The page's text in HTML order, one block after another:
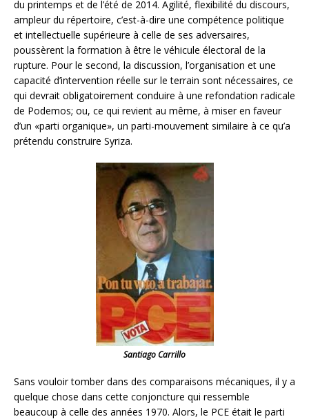
du printemps et de l’été de 2014. Agilité, flexibilité du discours,
ampleur du répertoire, c’est-à-dire une compétence politique
et intellectuelle supérieure à celle de ses adversaires,
poussèrent la formation à être le véhicule électoral de la
rupture. Pour le second, la discussion, l’organisation et une
capacité d’intervention réelle sur le terrain sont nécessaires, ce
qui devrait obligatoirement conduire à une refondation radicale
de Podemos; ou, ce qui revient au même, à miser en faveur
d’un «parti organique», un parti-mouvement similaire à ce qu’a
prétendu construire Syriza.
Santiago Carrillo
Sans vouloir tomber dans des comparaisons mécaniques, il y a
quelque chose dans cette conjoncture qui ressemble
beaucoup à celle des années 1970. Alors, le PCE était le parti